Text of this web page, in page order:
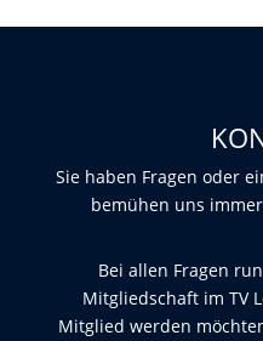
Sie haben Fragen oder
bemühen uns
Bei allen Fragen
Mitgliedschaft im TV
Mitglied werden